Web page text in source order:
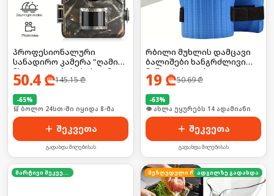
პროფესიონალური
სანადირო კამერა "ღამის
მხედველობის" სისტემით
50.4₾145.15₾
-65%
🛒 ბოლო 24სთ-ში იყიდა 8-მა
შეკვეთა
გადახდა მიღებისას
რბილი მუხლის დამცავი
ბალიშები ხანგრძლივი
მუშაობისთვის
19 ₾50.69₾
-63%
🛒 ბოლო 24სთ-ში იყიდა 18-მა
შეკვეთა
გადახდა მიღებისას
მარტივი შეკვეთა შეზღუდული რაოდენობა
ადგილზე გადახდა